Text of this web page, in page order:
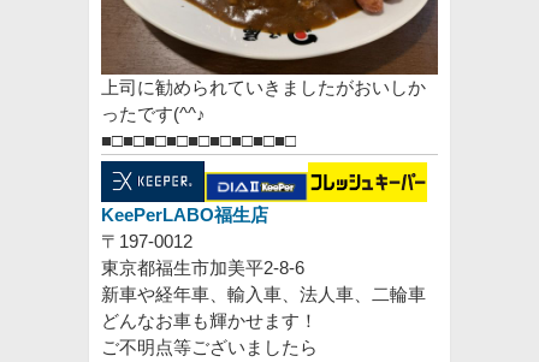
上司に勧められていきましたがおいしか
ったです(^^♪
■□■□■□■□■□■□■□■□■□
KeePerLABO福生店
〒197-0012
東京都福生市加美平2-8-6
新車や経年車、輸入車、法人車、二輪車
どんなお車も輝かせます！
ご不明点等ございましたら